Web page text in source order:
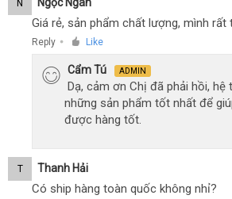
N
Giá rẻ, sản phẩm chất lượng, mình rất
Reply ● Like
Cẩm Tú ADMIN
Dạ, cảm ơn Chị đã phải hồi, hệ
những sản phẩm tốt nhất để
được hàng tốt.
T Thanh Hải
Có ship hàng toàn quốc không nhỉ?